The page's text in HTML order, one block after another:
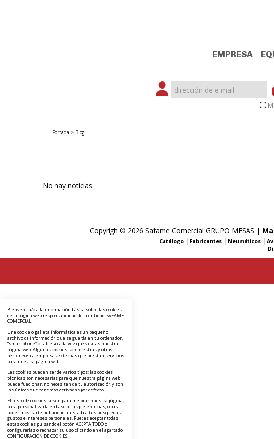
EMPRESA
Portada > Blog
No hay noticias.
Copyrigh © 2026 Safame Comercial GRUPO MESAS |
Catálogo| Fabricantes| Neumáticos|
Bienvenida/o a la información básica sobre las cookies
de la página web responsabilidad de la entidad: SAFAME
COMERCIAL.
Una cookie o galleta informática es un pequeño
archivo de información que se guarda en tu ordenador,
“smartphone” o tableta cada vez que visitas nuestra
página web. Algunas cookies son nuestras y otras
pertenecen a empresas externas que prestan servicios
para nuestra página web.
Las cookies pueden ser de varios tipos: las cookies
técnicas son necesarias para que nuestra página web
pueda funcionar, no necesitan de tu autorización y son
las únicas que tenemos activadas por defecto.
El resto de cookies sirven para mejorar nuestra página,
para personalizarla en base a tus preferencias, o para
poder mostrarte publicidad ajustada a tus búsquedas,
gustos e intereses personales. Puedes aceptar todas
estas cookies pulsando el botón ACEPTA TODO o
configurarlas o rechazar su uso clicando en el apartado
CONFIGURACIÓN DE COOKIES.